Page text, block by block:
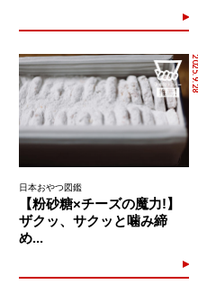
2025.9.28
日本おやつ図鑑
【粉砂糖×チーズの魔力!】
ザクッ、サクッと噛み締
め...